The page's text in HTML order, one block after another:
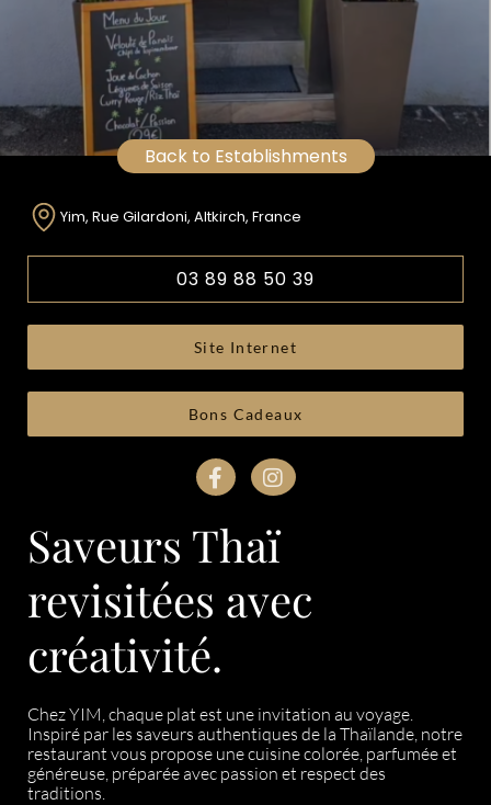
Back to Establishments
Yim, Rue Gilardoni, Altkirch, France
03 89 88 50 39
Site Internet
Bons Cadeaux
Saveurs Thaï
revisitées avec
créativité.
Chez YIM, chaque plat est une invitation au voyage.
Inspiré par les saveurs authentiques de la Thaïlande, notre
restaurant vous propose une cuisine colorée, parfumée et
généreuse, préparée avec passion et respect des
traditions.